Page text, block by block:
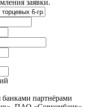
заявки.
банками партнёрами